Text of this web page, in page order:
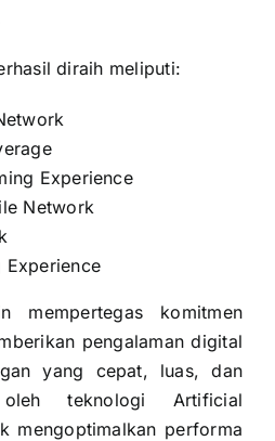
diraih meliputi:
Experience
Network
Experience
mempertegas komitmen
pengalaman digital
yang cepat, luas, dan
teknologi Artificial
mengoptimalkan performa